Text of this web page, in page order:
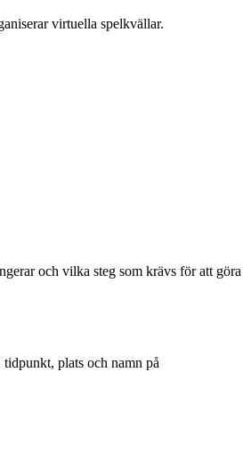
virtuella spelkvällar.
och vilka steg som krävs för att göra
plats och namn på